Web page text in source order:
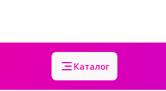
Каталог